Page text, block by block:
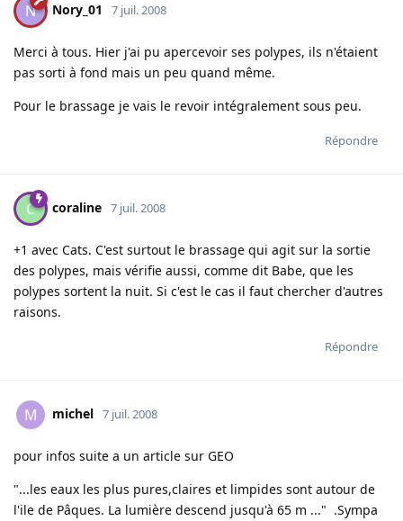
N Nory_01 7 juil. 2008
Merci à tous. Hier j'ai pu apercevoir ses polypes, ils n'étaient
pas sorti à fond mais un peu quand même.
Pour le brassage je vais le revoir intégralement sous peu.
Répondre
C coraline 7 juil. 2008
+1 avec Cats. C'est surtout le brassage qui agit sur la sortie
des polypes, mais vérifie aussi, comme dit Babe, que les
polypes sortent la nuit. Si c'est le cas il faut chercher d'autres
raisons.
Répondre
M michel 7 juil. 2008
pour infos suite a un article sur GEO
"...les eaux les plus pures,claires et limpides sont autour de
l'ile de Pâques. La lumière descend jusqu'à 65 m ..." .Sympa